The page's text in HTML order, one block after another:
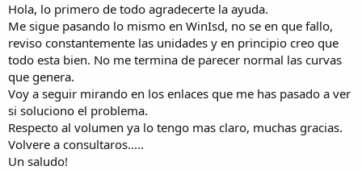
Hola, lo primero de todo agradecerte la ayuda.
Me sigue pasando lo mismo en WinIsd, no se en que fallo,
reviso constantemente las unidades y en principio creo que
todo esta bien. No me termina de parecer normal las curvas
que genera.
Voy a seguir mirando en los enlaces que me has pasado a ver
si soluciono el problema.
Respecto al volumen ya lo tengo mas claro, muchas gracias.
Volvere a consultaros.....
Un saludo!